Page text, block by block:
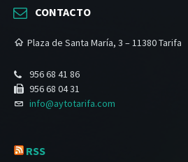
CONTACTO
Plaza de Santa María, 3 – 11380 Tarifa
956 68 41 86
956 68 04 31
info@aytotarifa.com
RSS